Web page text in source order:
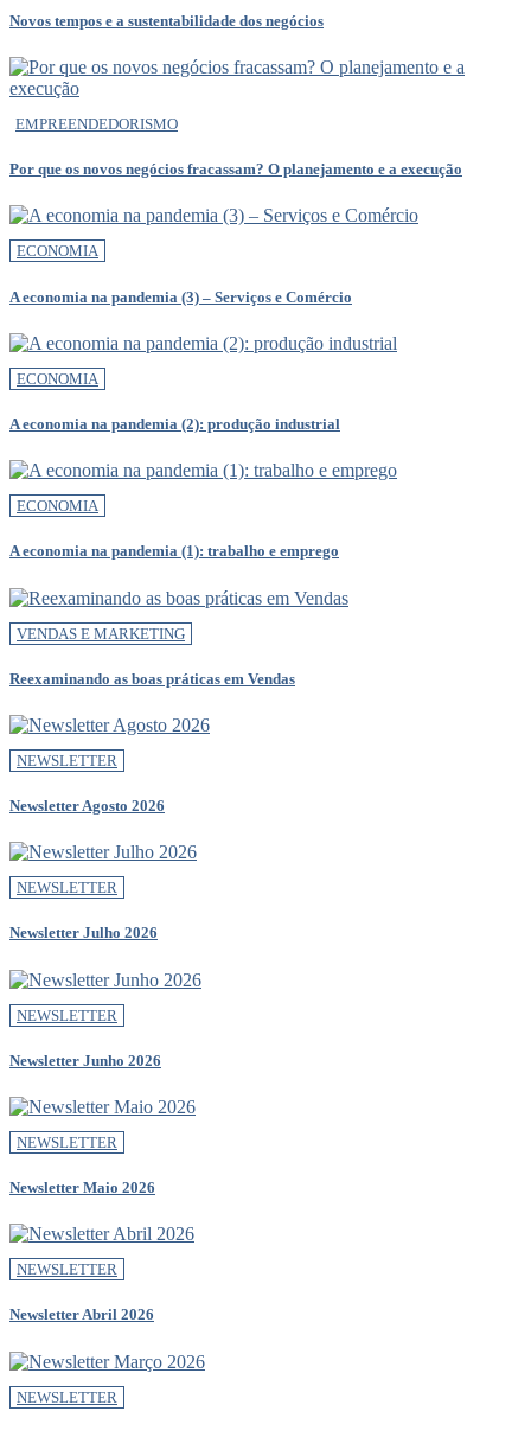
Novos tempos e a sustentabilidade dos negócios
EMPREENDEDORISMO
Por que os novos negócios fracassam? O planejamento e a execução
ECONOMIA
A economia na pandemia (3) – Serviços e Comércio
ECONOMIA
A economia na pandemia (2): produção industrial
ECONOMIA
A economia na pandemia (1): trabalho e emprego
VENDAS E MARKETING
Reexaminando as boas práticas em Vendas
NEWSLETTER
Newsletter Agosto 2026
NEWSLETTER
Newsletter Julho 2026
NEWSLETTER
Newsletter Junho 2026
NEWSLETTER
Newsletter Maio 2026
NEWSLETTER
Newsletter Abril 2026
NEWSLETTER